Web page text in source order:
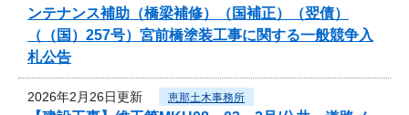
ンテナンス補助（橋梁補修）（国補正）（翌債）
（（国）257号）宮前橋塗装工事に関する一般競争入
札公告
2026年2月26日更新 恵那土木事務所